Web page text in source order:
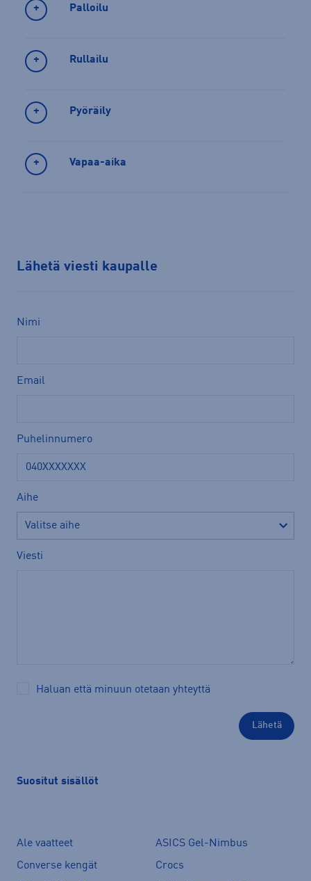
Palloilu
Rullailu
Pyöräily
Vapaa-aika
Lähetä viesti kaupalle
Nimi
Email
Puhelinnumero
Aihe
Viesti
Haluan että minuun otetaan yhteyttä
Suositut sisällöt
Ale vaatteet
ASICS Gel-Nimbus
Converse kengät
Crocs